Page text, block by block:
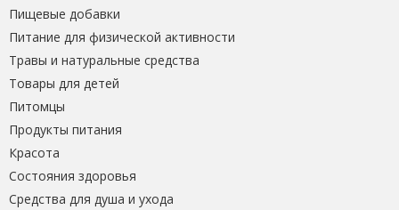
Пищевые добавки
Питание для физической активности
Травы и натуральные средства
Товары для детей
Питомцы
Продукты питания
Красота
Состояния здоровья
Средства для душа и ухода